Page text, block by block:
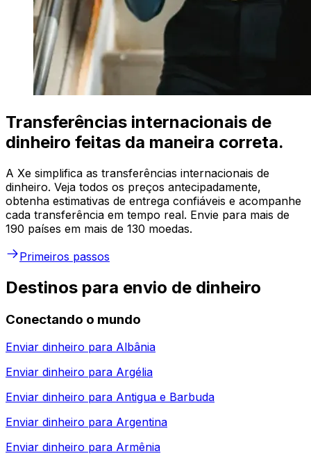
Transferências internacionais de
dinheiro feitas da maneira correta.
A Xe simplifica as transferências internacionais de
dinheiro. Veja todos os preços antecipadamente,
obtenha estimativas de entrega confiáveis e acompanhe
cada transferência em tempo real. Envie para mais de
190 países em mais de 130 moedas.
Primeiros passos
Destinos para envio de dinheiro
Conectando o mundo
Enviar dinheiro para Albânia
Enviar dinheiro para Argélia
Enviar dinheiro para Antigua e Barbuda
Enviar dinheiro para Argentina
Enviar dinheiro para Armênia